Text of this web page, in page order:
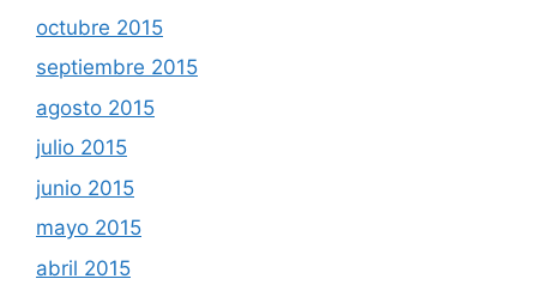
octubre 2015
septiembre 2015
agosto 2015
julio 2015
junio 2015
mayo 2015
abril 2015